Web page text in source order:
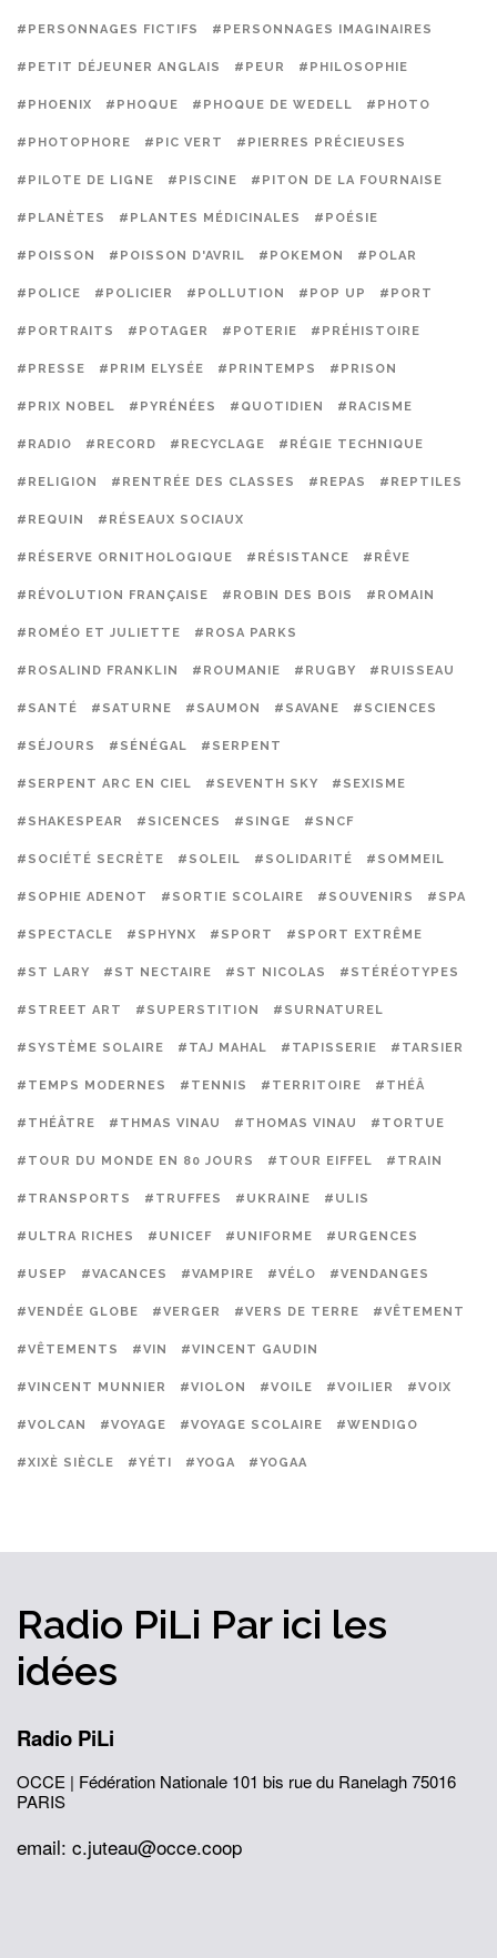
#PERSONNAGES FICTIFS #PERSONNAGES IMAGINAIRES
#PETIT DÉJEUNER ANGLAIS #PEUR #PHILOSOPHIE
#PHOENIX #PHOQUE #PHOQUE DE WEDELL #PHOTO
#PHOTOPHORE #PIC VERT #PIERRES PRÉCIEUSES
#PILOTE DE LIGNE #PISCINE #PITON DE LA FOURNAISE
#PLANÈTES #PLANTES MÉDICINALES #POÉSIE
#POISSON #POISSON D'AVRIL #POKEMON #POLAR
#POLICE #POLICIER #POLLUTION #POP UP #PORT
#PORTRAITS #POTAGER #POTERIE #PRÉHISTOIRE
#PRESSE #PRIM ELYSÉE #PRINTEMPS #PRISON
#PRIX NOBEL #PYRÉNÉES #QUOTIDIEN #RACISME
#RADIO #RECORD #RECYCLAGE #RÉGIE TECHNIQUE
#RELIGION #RENTRÉE DES CLASSES #REPAS #REPTILES
#REQUIN #RÉSEAUX SOCIAUX
#RÉSERVE ORNITHOLOGIQUE #RÉSISTANCE #RÊVE
#RÉVOLUTION FRANÇAISE #ROBIN DES BOIS #ROMAIN
#ROMÉO ET JULIETTE #ROSA PARKS
#ROSALIND FRANKLIN #ROUMANIE #RUGBY #RUISSEAU
#SANTÉ #SATURNE #SAUMON #SAVANE #SCIENCES
#SÉJOURS #SÉNÉGAL #SERPENT
#SERPENT ARC EN CIEL #SEVENTH SKY #SEXISME
#SHAKESPEAR #SICENCES #SINGE #SNCF
#SOCIÉTÉ SECRÈTE #SOLEIL #SOLIDARITÉ #SOMMEIL
#SOPHIE ADENOT #SORTIE SCOLAIRE #SOUVENIRS #SPA
#SPECTACLE #SPHYNX #SPORT #SPORT EXTRÊME
#ST LARY #ST NECTAIRE #ST NICOLAS #STÉRÉOTYPES
#STREET ART #SUPERSTITION #SURNATUREL
#SYSTÈME SOLAIRE #TAJ MAHAL #TAPISSERIE #TARSIER
#TEMPS MODERNES #TENNIS #TERRITOIRE #THÉÂ
#THÉÂTRE #THMAS VINAU #THOMAS VINAU #TORTUE
#TOUR DU MONDE EN 80 JOURS #TOUR EIFFEL #TRAIN
#TRANSPORTS #TRUFFES #UKRAINE #ULIS
#ULTRA RICHES #UNICEF #UNIFORME #URGENCES
#USEP #VACANCES #VAMPIRE #VÉLO #VENDANGES
#VENDÉE GLOBE #VERGER #VERS DE TERRE #VÊTEMENT
#VÊTEMENTS #VIN #VINCENT GAUDIN
#VINCENT MUNNIER #VIOLON #VOILE #VOILIER #VOIX
#VOLCAN #VOYAGE #VOYAGE SCOLAIRE #WENDIGO
#XIXÈ SIÈCLE #YÉTI #YOGA #YOGAA
Radio PiLi Par ici les
idées
Radio PiLi
OCCE | Fédération Nationale 101 bis rue du Ranelagh75016
PARIS
email: c.juteau@occe.coop